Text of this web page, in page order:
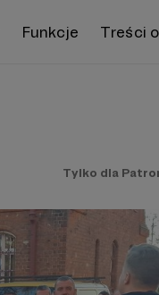
Funkcje Treści
Tylko dla